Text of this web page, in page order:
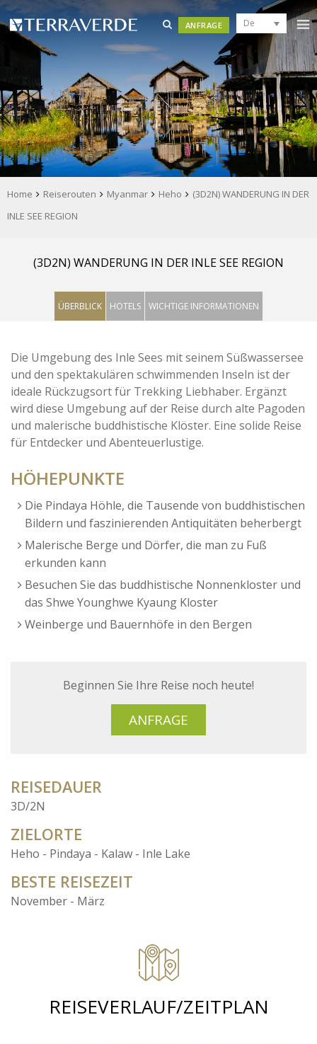
ANFRAGE De
Home Reiserouten Myanmar Heho
(3D2N) WANDERUNG IN DER
INLE SEE REGION
(3D2N) WANDERUNG IN DER INLE SEE REGION
ÜBERBLICK HOTELS WICHTIGE INFORMATIONEN
Die Umgebung des Inle Sees mit seinem Süßwassersee
und den spektakulären schwimmenden Inseln ist der
ideale Rückzugsort für Trekking Liebhaber. Ergänzt
wird diese Umgebung auf der Reise durch alte Pagoden
und malerische buddhistische Klöster. Eine solide Reise
für Entdecker und Abenteuerlustige.
HÖHEPUNKTE
Die Pindaya Höhle, die Tausende von buddhistischen
Bildern und faszinierenden Antiquitäten beherbergt
Malerische Berge und Dörfer, die man zu Fuß
erkunden kann
Besuchen Sie das buddhistische Nonnenkloster und
das Shwe Younghwe Kyaung Kloster
Weinberge und Bauernhöfe in den Bergen
Beginnen Sie Ihre Reise noch heute!
ANFRAGE
REISEDAUER
3D/2N
ZIELORTE
Heho - Pindaya - Kalaw - Inle Lake
BESTE REISEZEIT
November - März
REISEVERLAUF/ZEITPLAN